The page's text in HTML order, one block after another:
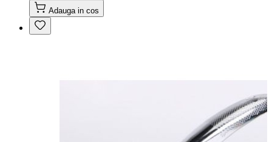
Adauga in cos